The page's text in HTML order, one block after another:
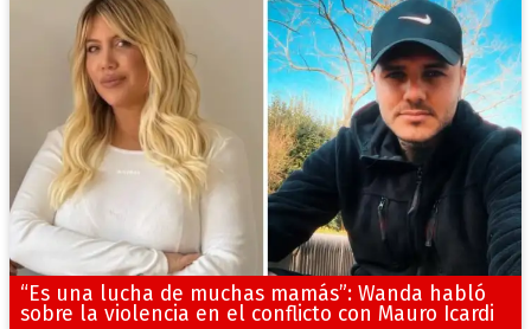
“Es una lucha de muchas mamás”: Wanda habló
sobre la violencia en el conflicto con Mauro Icardi